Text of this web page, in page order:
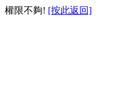
權限不夠! [按此返回]